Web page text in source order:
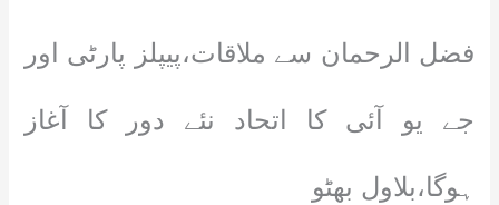
فضل الرحمان سے ملاقات،پیپلز پارٹی اور
جے یو آئی کا اتحاد نئے دور کا آغاز
ہوگا،بلاول بھٹو